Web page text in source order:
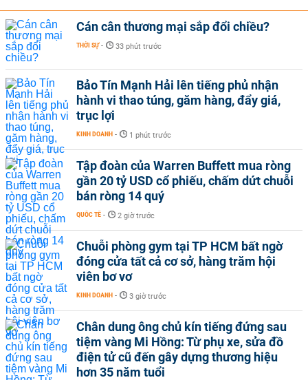
Cán cân thương mại sắp đổi chiều?
THỜI SỰ - 33 phút trước
Bảo Tín Mạnh Hải lên tiếng phủ nhận
hành vi thao túng, găm hàng, đẩy giá,
trục lợi
KINH DOANH - 1 phút trước
Tập đoàn của Warren Buffett mua ròng
gần 20 tỷ USD cổ phiếu, chấm dứt chuỗi
bán ròng 14 quý
QUỐC TẾ - 2 giờ trước
Chuỗi phòng gym tại TP HCM bất ngờ
đóng cửa tất cả cơ sở, hàng trăm hội
viên bơ vơ
KINH DOANH - 3 giờ trước
Chân dung ông chủ kín tiếng đứng sau
tiệm vàng Mi Hồng: Từ phụ xe, sửa đồ
điện tử cũ đến gây dựng thương hiệu
hơn 35 năm tuổi